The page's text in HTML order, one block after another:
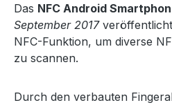
Das NFC Android
September 2017
NFC-Funktion, um diverse
zu scannen.
Durch den verbauten